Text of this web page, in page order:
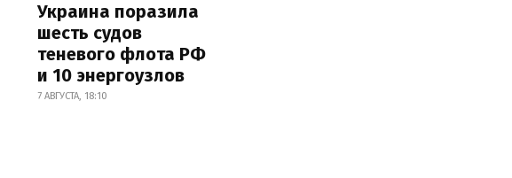
Украина поразила
шесть судов
теневого флота РФ
и 10 энергоузлов
7 АВГУСТА, 18:10